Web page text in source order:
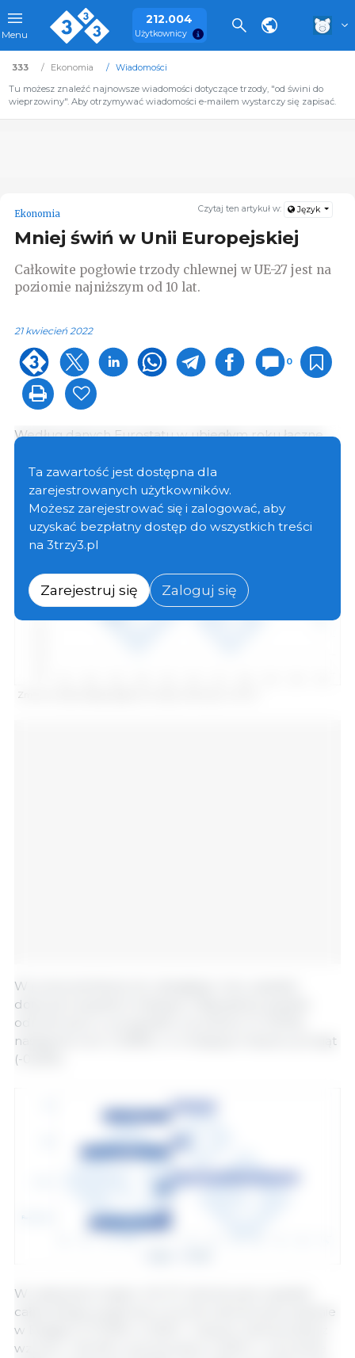
Menu
212.004
Użytkownicy
333 Ekonomia
Wiadomości
Tu możesz znaleźć najnowsze wiadomości dotyczące trzody, "od świni do
wieprzowiny". Aby otrzymywać wiadomości e-mailem wystarczy się zapisać.
Czytaj ten artykuł w: Język
Ekonomia
Mniej świń w Unii Europejskiej
Całkowite pogłowie trzody chlewnej w UE-27 jest na
poziomie najniższym od 10 lat.
21 kwiecień 2022
0
Według danych Eurostatu w ubiegłym roku łączne
mniej niż w roku poprzednim inajmniej od 10 lat.
Zmiana całkowitego pogłowia trzody chlewnej w UE-27.
W przeciwieństwie do ubiegłego roku, spadek
dotyczył wszystkich kategorii. Największy spadek
odnotowano w przypadku tuczników (o 3,94%),
następnie loch (-3,58%) i w mniejszym stopniu prosiąt
(-0,62%).
W większości krajów UE-27 odnotowano spadek
całkowitego poglowia, a wzrost odnotowano jedynie
w Bułgarii (+17,32%; w 2020 r. kraj ten odnotował już
wzrost o +20,4% w porównaniu z 2019 r.), na Łotwie
Ta zawartość jest dostępna dla
zarejestrowanych użytkowników.
Możesz zarejestrować się i zalogować, aby
uzyskać bezpłatny dostęp do wszystkich treści
na 3trzy3.pl
Zarejestruj się Zaloguj się